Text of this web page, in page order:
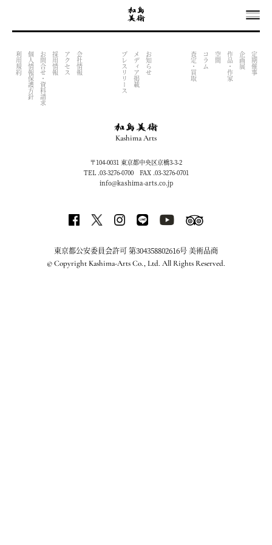
OUTPUT INDEX FILE (NOW UNDER CONSTRACTION)
定期催事
企画展
作品・作家
空間
コラム
査定・買取
お知らせ
メディア掲載
プレスリリース
会社情報
アクセス
採用情報
お問合せ・資料請求
個人情報保護方針
利用規約
Kashima Arts
〒104-0031 東京都中央区京橋3-3-2
TEL .03-3276-0700 FAX .03-3276-0701
info@kashima-arts.co.jp
東京都公安委員会許可 第304358802616号 美術品商
© Copyright Kashima-Arts Co., Ltd. All Rights Reserved.